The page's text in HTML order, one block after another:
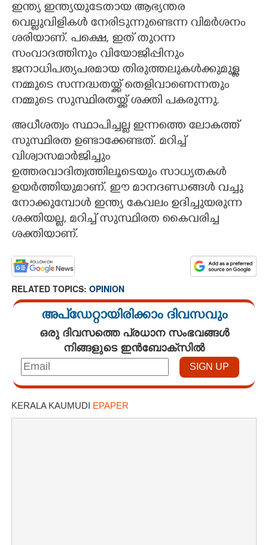
ഇന്ത്യ ഇന്ത്യയുടേതായ ആഭ്യന്തര
വെല്ലുവിളികൾ നേരിടുന്നുണ്ടെന്ന വിമർശനം
ശരിയാണ്. പക്ഷെ, ഇത് തുറന്ന
സംവാദത്തിനും വിയോജിപ്പിനും
ജനാധിപത്യപരമായ തിരുത്തലുകൾക്കുമുള്ള
നമ്മുടെ സന്നദ്ധതയ്ക്ക് തെളിവാണെന്നതും
നമ്മുടെ സുസ്ഥിരതയ്ക്ക് ശക്തി പകരുന്നു.
അധീശത്വം സ്ഥാപിച്ചല്ല ഇന്നത്തെ ലോകത്ത്
സുസ്ഥിരത ഉണ്ടാക്കേണ്ടത്. മറിച്ച്
വിശ്വാസമാർജിച്ചും
ഉത്തരവാദിത്വത്തിലൂടെയും സാധ്യതകൾ
ഉയർത്തിയുമാണ്. ഈ മാനദണ്ഡങ്ങൾ വച്ചു
നോക്കുമ്പോൾ ഇന്ത്യ കേവലം ഉദിച്ചുയരുന്ന
ശക്തിയല്ല, മറിച്ച് സുസ്ഥിരത കൈവരിച്ച
ശക്തിയാണ്.
RELATED TOPICS: OPINION
അപ്ഡേറ്റായിരിക്കാം ദിവസവും
ഒരു ദിവസത്തെ പ്രധാന സംഭവങ്ങൾ
നിങ്ങളുടെ ഇൻബോക്സിൽ
KERALA KAUMUDI EPAPER